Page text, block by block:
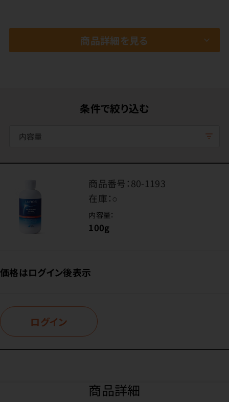
商品詳細を見る
条件で絞り込む
内容量
商品番号：80-1193
在庫：○
内容量：
100g
価格はログイン後表示
ログイン
商品詳細